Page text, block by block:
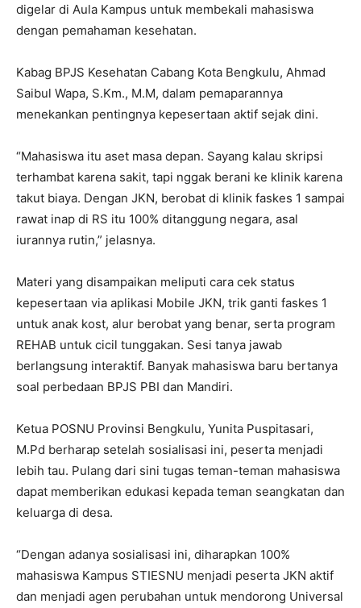
digelar di Aula Kampus untuk membekali mahasiswa
dengan pemahaman kesehatan.
Kabag BPJS Kesehatan Cabang Kota Bengkulu, Ahmad
Saibul Wapa, S.Km., M.M, dalam pemaparannya
menekankan pentingnya kepesertaan aktif sejak dini.
“Mahasiswa itu aset masa depan. Sayang kalau skripsi
terhambat karena sakit, tapi nggak berani ke klinik karena
takut biaya. Dengan JKN, berobat di klinik faskes 1 sampai
rawat inap di RS itu 100% ditanggung negara, asal
iurannya rutin,” jelasnya.
Materi yang disampaikan meliputi cara cek status
kepesertaan via aplikasi Mobile JKN, trik ganti faskes 1
untuk anak kost, alur berobat yang benar, serta program
REHAB untuk cicil tunggakan. Sesi tanya jawab
berlangsung interaktif. Banyak mahasiswa baru bertanya
soal perbedaan BPJS PBI dan Mandiri.
Ketua POSNU Provinsi Bengkulu, Yunita Puspitasari,
M.Pd berharap setelah sosialisasi ini, peserta menjadi
lebih tau. Pulang dari sini tugas teman-teman mahasiswa
dapat memberikan edukasi kepada teman seangkatan dan
keluarga di desa.
“Dengan adanya sosialisasi ini, diharapkan 100%
mahasiswa Kampus STIESNU menjadi peserta JKN aktif
dan menjadi agen perubahan untuk mendorong Universal